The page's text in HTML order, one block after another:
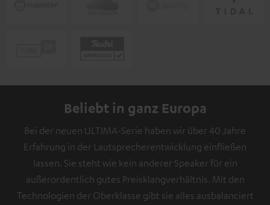
Beliebt in ganz Europa
Bei der neuen ULTIMA-Serie haben wir über 40 Jahre
Erfahrung in der Lautsprecherentwicklung einfließen
lassen. Sie steht wie kein anderer Speaker für ein
außerordentlich gutes Preisklangverhältnis. Mit den
Technologien der Oberklasse gibt sie alles ausbalanciert